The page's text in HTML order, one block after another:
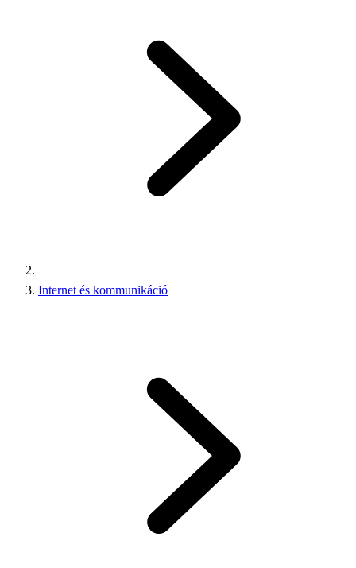
Internet és kommunikáció